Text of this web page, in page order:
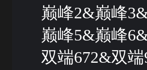
巅峰2&巅峰
巅峰5&巅峰
双端672&双端